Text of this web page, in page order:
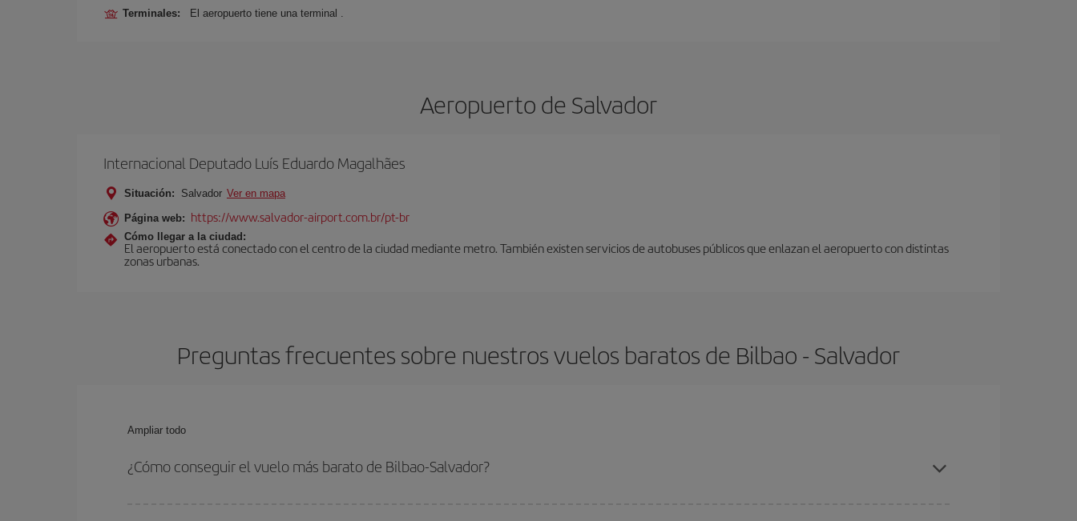
Terminales: El aeropuerto tiene una terminal .
Aeropuerto de Salvador
Internacional Deputado Luís Eduardo Magalhães
Situación: Salvador Ver en mapa
Página web: https://www.salvador-airport.com.br/pt-br
Cómo llegar a la ciudad:
El aeropuerto está conectado con el centro de la ciudad mediante metro. También existen servicios de autobuses públicos que enlazan el aeropuerto con distintas
zonas urbanas.
Preguntas frecuentes sobre nuestros vuelos baratos de Bilbao - Salvador
Ampliar todo
¿Cómo conseguir el vuelo más barato de Bilbao-Salvador?